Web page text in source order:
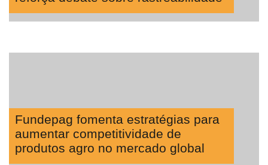
Fundepag fomenta estratégias para
aumentar competitividade de
produtos agro no mercado global